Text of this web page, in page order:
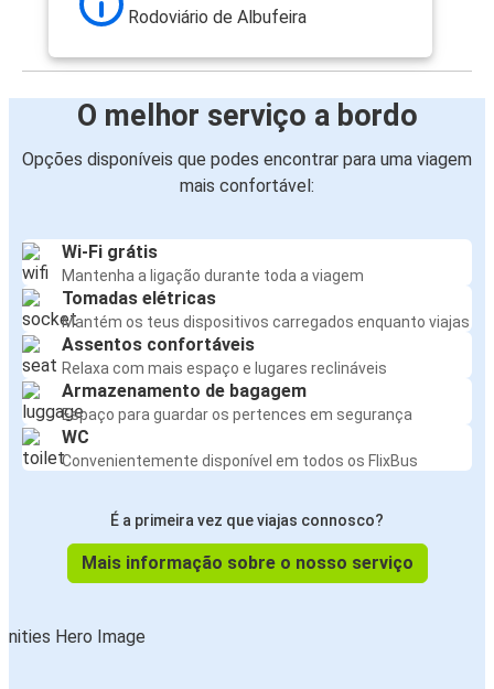
Rodoviário de Albufeira
O melhor serviço a bordo
Opções disponíveis que podes encontrar para uma viagem
mais confortável:
Wi-Fi grátis
Mantenha a ligação durante toda a viagem
Tomadas elétricas
Mantém os teus dispositivos carregados enquanto viajas
Assentos confortáveis
Relaxa com mais espaço e lugares reclináveis
Armazenamento de bagagem
Espaço para guardar os pertences em segurança
WC
Convenientemente disponível em todos os FlixBus
É a primeira vez que viajas connosco?
Mais informação sobre o nosso serviço